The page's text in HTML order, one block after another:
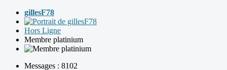
gillesF78
Hors Ligne
Membre platinium
Messages : 8102